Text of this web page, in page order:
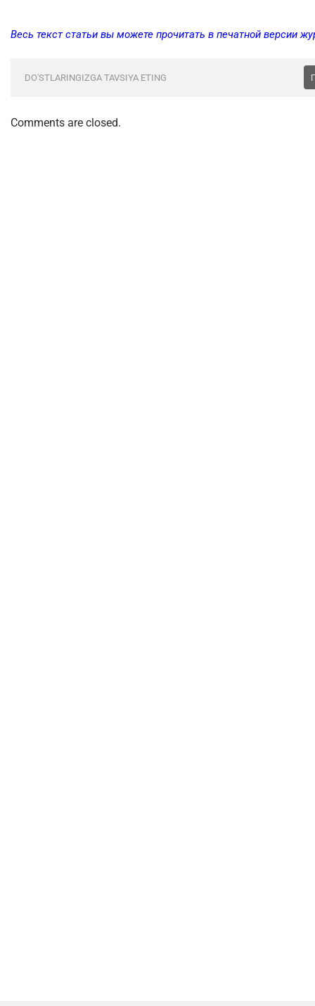
Весь текст статьи вы можете прочитать в печатной версии
DO'STLARINGIZGA TAVSIYA ETING
Comments are closed.